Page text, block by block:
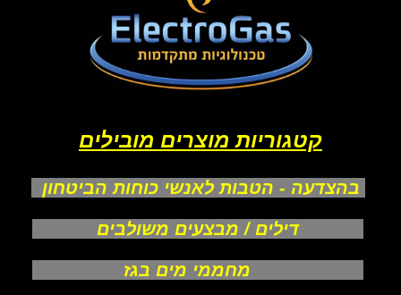
קטגוריות מוצרים מובילים
בהצדעה - הטבות לאנשי כוחות הביטחון
דילים / מבצעים משולבים
מחממי מים בגז